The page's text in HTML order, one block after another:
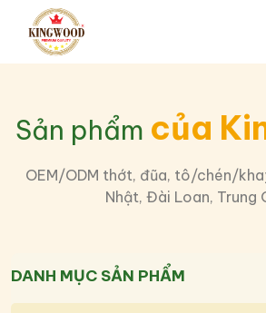
Sản phẩm của
OEM/ODM thớt, đũa, tô/chén/
Nhật, Đài Loan, Trung
DANH MỤC SẢN PHẨM